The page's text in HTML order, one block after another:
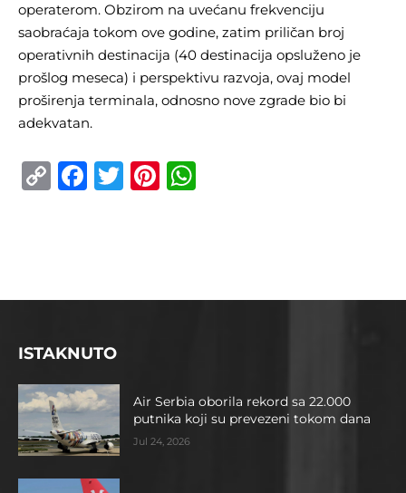
operaterom. Obzirom na uvećanu frekvenciju
saobraćaja tokom ove godine, zatim priličan broj
operativnih destinacija (40 destinacija opsluženo je
prošlog meseca) i perspektivu razvoja, ovaj model
proširenja terminala, odnosno nove zgrade bio bi
adekvatan.
CopyFacebook
TwitterPinterest
ISTAKNUTO
Air Serbia oborila rekord sa 22.000
putnika koji su prevezeni tokom dana
Jul 24, 2026